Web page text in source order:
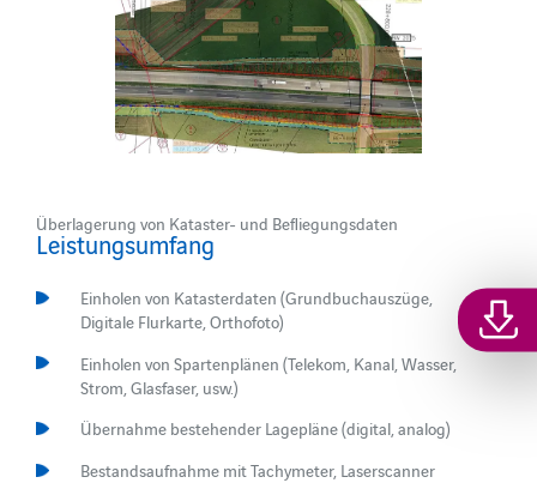
Überlagerung von Kataster- und Befliegungsdaten
Leistungsumfang
Einholen von Katasterdaten (Grundbuchauszüge,
Digitale Flurkarte, Orthofoto)
Einholen von Spartenplänen (Telekom, Kanal, Wasser,
Strom, Glasfaser, usw.)
Übernahme bestehender Lagepläne (digital, analog)
Bestandsaufnahme mit Tachymeter, Laserscanner